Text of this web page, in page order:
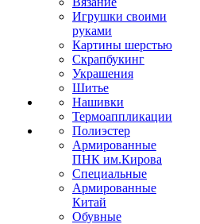
Игрушки своими
руками
Картины шерстью
Скрапбукинг
Украшения
Шитье
Нашивки
Термоаппликации
Полиэстер
Армированные
ПНК им.Кирова
Специальные
Армированные
Китай
Обувные